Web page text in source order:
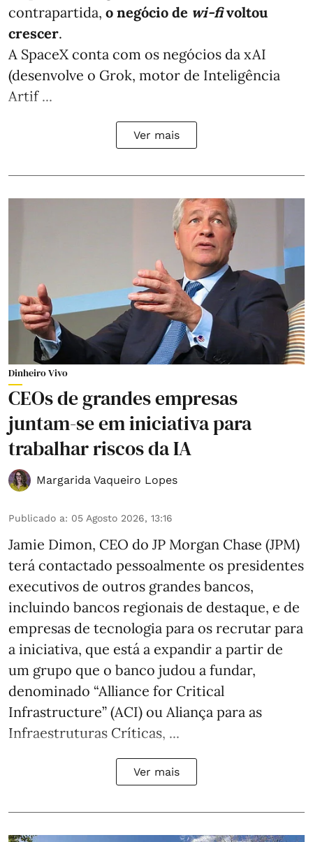
contrapartida, o negócio de wi-fivoltou
crescer.
A SpaceX conta com os negócios da xAI
(desenvolve o Grok, motor de Inteligência
Artif ...
Ver mais
Dinheiro Vivo
CEOs de grandes empresas
juntam-se em iniciativa para
trabalhar riscos da IA
Margarida Vaqueiro Lopes
Publicado a: 05 Agosto 2026, 13:16
Jamie Dimon, CEO do JP Morgan Chase (JPM)
terá contactado pessoalmente os presidentes
executivos de outros grandes bancos,
incluindo bancos regionais de destaque, e de
empresas de tecnologia para os recrutar para
a iniciativa, que está a expandir a partir de
um grupo que o banco judou a fundar,
denominado “Alliance for Critical
Infrastructure” (ACI) ou Aliança para as
Infraestruturas Críticas, ...
Ver mais